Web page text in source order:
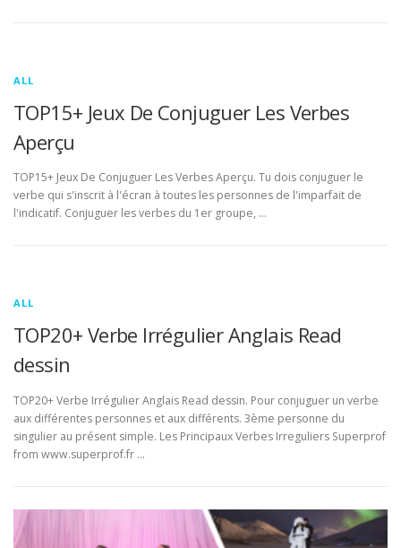
ALL
TOP15+ Jeux De Conjuguer Les Verbes
Aperçu
TOP15+ Jeux De Conjuguer Les Verbes Aperçu. Tu dois conjuguer le
verbe qui s'inscrit à l'écran à toutes les personnes de l'imparfait de
l'indicatif. Conjuguer les verbes du 1er groupe, …
ALL
TOP20+ Verbe Irrégulier Anglais Read
dessin
TOP20+ Verbe Irrégulier Anglais Read dessin. Pour conjuguer un verbe
aux différentes personnes et aux différents. 3ème personne du
singulier au présent simple. Les Principaux Verbes Irreguliers Superprof
from www.superprof.fr …